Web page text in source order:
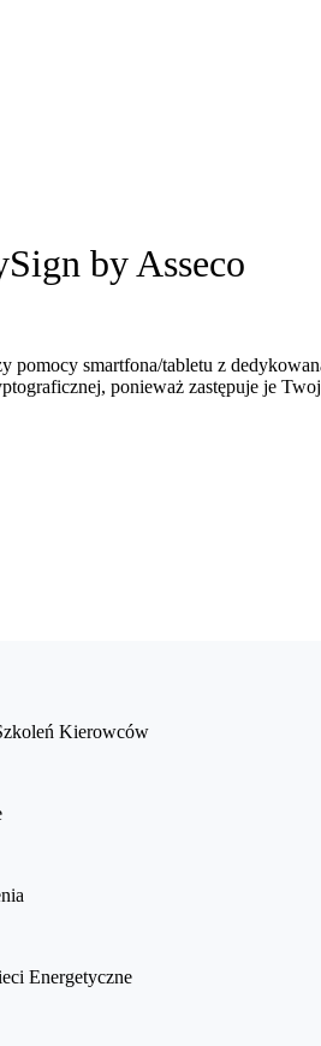
by Asseco
pomocy smartfona/tabletu z
ponieważ zastępuje je
Kierowców
Energetyczne